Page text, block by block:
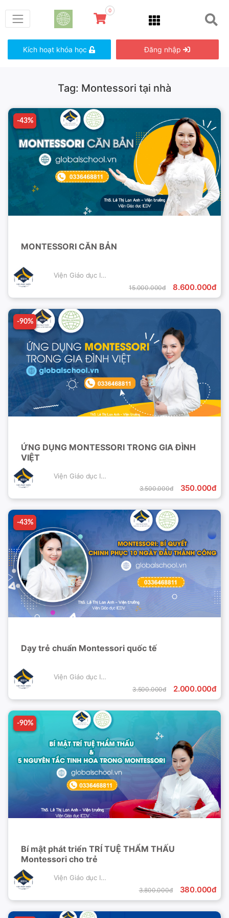
0
Kích hoạt khóa học Đăng nhập
Tag: Montessori tại nhà
-43%
-43%
MONTESSORI CĂN BẢN
Viện Giáo dục IEDV
15.000.000đ 8.600.000đ
-90%
-90%
ỨNG DỤNG MONTESSORI TRONG GIA ĐÌNH
VIỆT
Viện Giáo dục IEDV
3.500.000đ 350.000đ
-43%
-43%
Dạy trẻ chuẩn Montessori quốc tế
Viện Giáo dục IEDV
3.500.000đ 2.000.000đ
-90%
-90%
Bí mật phát triển TRÍ TUỆ THẨM THẤU
Montessori cho trẻ
Viện Giáo dục IEDV
3.800.000đ 380.000đ